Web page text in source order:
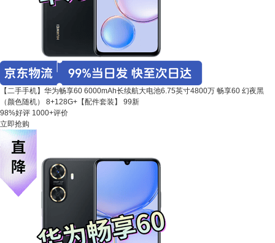
【二手手机】华为畅享60 6000mAh长续航大电池6.75英寸4800万 畅享60 幻夜黑
（颜色随机） 8+128G+【配件套装】 99新
98%好评 1000+评价
立即抢购